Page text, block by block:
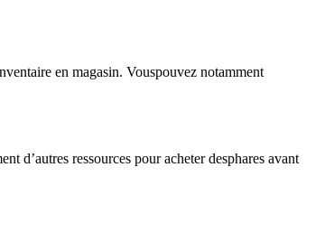
en magasin. Vouspouvez notamment
d’autres ressources pour acheter desphares avant